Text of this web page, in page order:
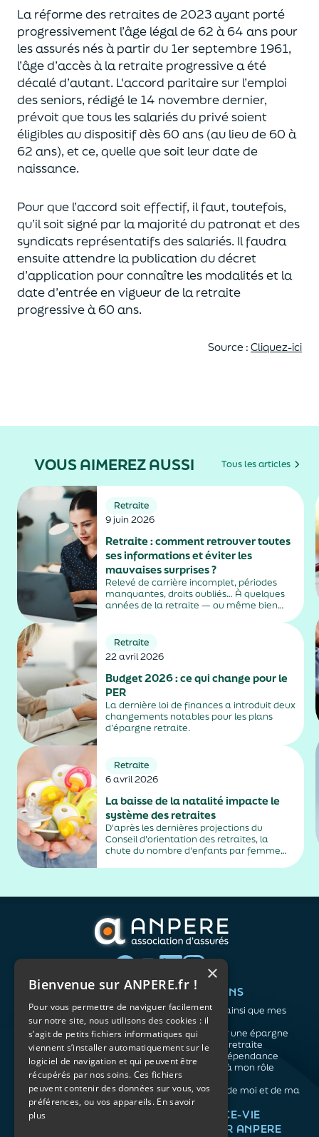
La réforme des retraites de 2023 ayant porté
progressivement l’âge légal de 62 à 64 ans pour
les assurés nés à partir du 1erseptembre 1961,
l’âge d’accès à la retraite progressivea été
décalé d’autant. L'accord paritairesur l’emploi
des seniors, rédigé le 14 novembre dernier,
prévoit quetous les salariés du privé soient
éligibles au dispositif dès60 ans (au lieu de 60 à
62 ans), et ce, quelle que soit leur date de
naissance.
Pour que l’accord soit effectif, il faut, toutefois,
qu’il soit signé par la majorité du patronat et des
syndicats représentatifs des salariés. Il faudra
ensuiteattendre la publication du décret
d’application pour connaître les modalités et la
date d’entrée en vigueurde la retraite
progressive à 60 ans.
Source : Cliquez-ici
VOUS AIMEREZ AUSSI Tous les articles
Retraite
9 juin 2026
Retraite : comment retrouver toutes
ses informations et éviter les
mauvaises surprises ?
Relevé de carrière incomplet, périodes
manquantes, droits oubliés… À quelques
années de la retraite — ou même bien
parfaitement à jour. Pourtant, vérifier
régulièrement ses droits permet
d’anticiper, de...
Retraite
22 avril 2026
Budget 2026 : ce qui change pour le
PER
La dernière loi de finances a introduit deux
changements notables pour les plans
d’épargne retraite.
Retraite
6 avril 2026
La baisse de la natalité impacte le
système des retraites
D'après les dernières projections du
Conseil d'orientation des retraites, la
chute du nombre d'enfants par femme
QUI SOMMES-NOUS ?
L'association
Notre organisation
L’équipe
Les atouts du contrat
associatif
VOS BESOINS
Me protéger ainsi que mes
proches
Me constituer une épargne
Préparer ma retraite
Anticiper la dépendance
Me préparer à mon rôle
d'aidant
Prendre soin de moi et de ma
santé
NOS ARTICLES
ASSURANCE-VIE
FACILE PAR ANPERE
×
Bienvenue sur ANPERE.fr !
Pour vous permettre de naviguer facilement
sur notre site, nous utilisons des cookies : il
s’agit de petits fichiers informatiques qui
viennent s’installer automatiquement sur le
logiciel de navigation et qui peuvent être
récupérés par nos soins. Ces fichiers
peuvent contenir des données sur vous, vos
préférences, ou vos appareils. En savoir
plus